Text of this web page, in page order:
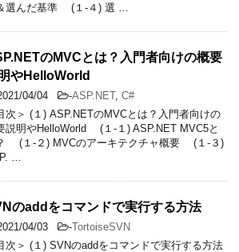
選んだ基準 (１-４) 選 …
のMVCとは？入門者向けの概要
やHelloWorld
04/04 -ASP.NET, C#
次＞ (１) ASP.NETのMVCとは？入門者向けの
説明やHelloWorld (１-１) ASP.NET MVC5と
(１-２) MVCのアーキテクチャ概要 (１-３)
…
のaddをコマンドで実行する方法
04/03 -TortoiseSVN
次＞ (１) SVNのaddをコマンドで実行する方法